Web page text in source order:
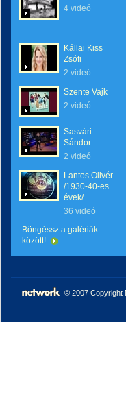
4 videó
Kállai Kiss
Zsófi
2 videó
Szente Vajk
2 videó
Sasvári
Sándor
2 videó
Lantos Olivér
/1930-40-es
évek/
36 videó
Böngéssz a galériák
között!
© 2007 Copyright